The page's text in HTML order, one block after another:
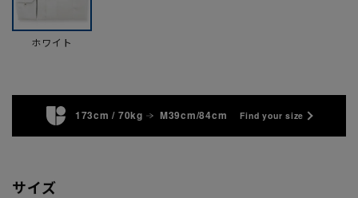
ホワイト
173cm / 70kg M39cm/84cm Find your size
サイズ